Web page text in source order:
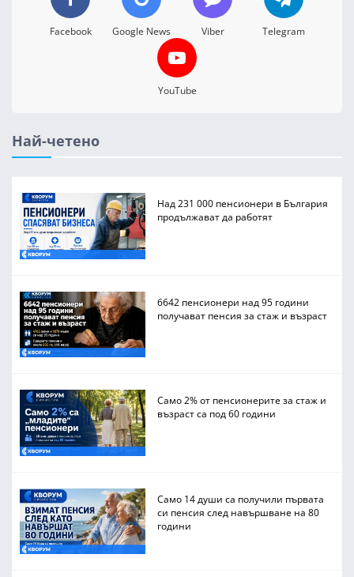
Facebook Google News Viber Telegram
YouTube
Най-четено
Над 231 000 пенсионери в България
продължават да работят
6642 пенсионери над 95 години
получават пенсия за стаж и възраст
Само 2% от пенсионерите за стаж и
възраст са под 60 години
Само 14 души са получили първата
си пенсия след навършване на 80
години